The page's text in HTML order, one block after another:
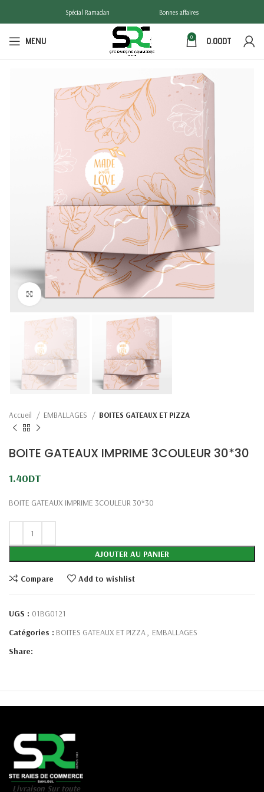
Spécial Ramadan Bonnes affaires
MENU 0 0.00DT
Click to enlarge
Accueil EMBALLAGES BOITES GATEAUX ET PIZZA
BOITE GATEAUX IMPRIME 3COULEUR 30*30
1.40DT
BOITE GATEAUX IMPRIME 3COULEUR 30*30
AJOUTER AU PANIER
Compare Add to wishlist
UGS : 01BG0121
Catégories : BOITES GATEAUX ET PIZZA, EMBALLAGES
Share:
Livraison Sur toute